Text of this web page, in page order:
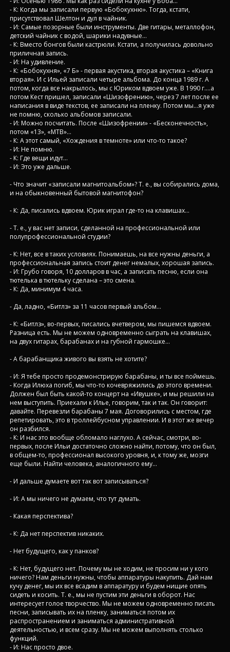
- К: Когда мы записали первую «Бобокухню». Тогда, кстати,
присутствовал Шелтон и дул в чайник.
- И: Самые позорные были инструменты. Две гитары, металлофон,
детский чайник с водой, шарики надувные…
- К: Вместо бонгов были кастрюли. Кстати, а получилась довольно
приличная запись.
- И: На удивление.
- К: «Бобокухня», «7 Б» - первая акустика, вторая акустика – «Книга
вторая». И с Ильей записали четыре альбома. До конца 1989 г. А
потом, когда все накрылось, мы с Юриком вдвоем уже. В 1990 г….а
потом Кест пришел, записали «Шизофрению», через 7 лет после ее
написания в виде текстов, ее записали на пленку. Потом мы…я уже
не помню, сколько альбомов записали.
- И: Можно посчитать. После «Шизофрении» - «Бесконечность»,
потом «13», «МТВ»…
- К: А этот самый, «Хождения в темноте» или что-то такое?
- И: Не помню.
- К: Где вещи идут…
- И: Это уже дальше.
- Что значит «записали магнитоальбом»? Т. е., вы собирались дома,
и на обыкновенный бытовой магнитофон?
- К: Да, писались вдвоем. Юрик играл где-то на клавишах…
- Т. е., у вас нет записи, сделанной на профессиональной или
полупрофессиональной студии?
- К: Нет, все в таких условиях. Понимаешь, на все нужны деньги, а
профессиональная запись стоит денег немалых, хорошая запись.
- И: Грубо говоря, 10 долларов в час, а записать песню, если она
тютелька в тютельку сделана – это смена.
- К: Да, минимум 4 часа.
- Да, ладно, «Битлз» за 11 часов первый альбом…
- К: «Битлз», во-первых, писались вчетвером, мы пишемся вдвоем.
Разница есть. Мы не можем одновременно сыграть на клавишах,
на двух гитарах, барабанах и на губной гармошке…
- А барабанщика живого вы взять не хотите?
- И: Я тебе просто продемонстрирую барабаны, и ты все поймешь.
- Когда Илюха погиб, мы что-то кочевряжились до этого времени.
Должен был быть какой-то концерт на «Ивушке», и мы решили на
нем выступить. Приехали к Илье, говорим, так и так. Он говорит:
давайте. Перевезли барабаны 7 мая. Договорились с местом, где
репетировать, это в троллейбусном управлении. И в этот же вечер
он разбился.
- К: И нас это вообще обломало наглухо. А сейчас, смотри, во-
первых, после Ильи достаточно сложно найти, потому, что он был,
в общем-то, профессионал высокого уровня, и, к тому же, мозги
еще были. Найти человека, аналогичного ему…
- И дальше думаете вот так вот записываться?
- И: А мы ничего не думаем, что тут думать.
- Какая перспектива?
- К: Да нет перспектив никаких.
- Нет будущего, как у панков?
- К: Нет, будущего нет. Почему мы не ходим, не просим ни у кого
ничего? Нам деньги нужны, чтобы аппаратуры накупить. Дай нам
кучу денег, мы их все всадим в аппаратуру и будем нищие опять
сидеть и косить. Т. е., мы не пустим эти деньги в оборот. Нас
интересует голое творчество. Мы не можем одновременно писать
песни, записывать их на пленку, заниматься потом их
распространением и заниматься административной
деятельностью, и всем сразу. Мы не можем выполнять столько
функций.
- И: Нас просто двое.